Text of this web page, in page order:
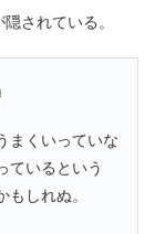
されている。
まくいっていな
ているという
しれぬ。